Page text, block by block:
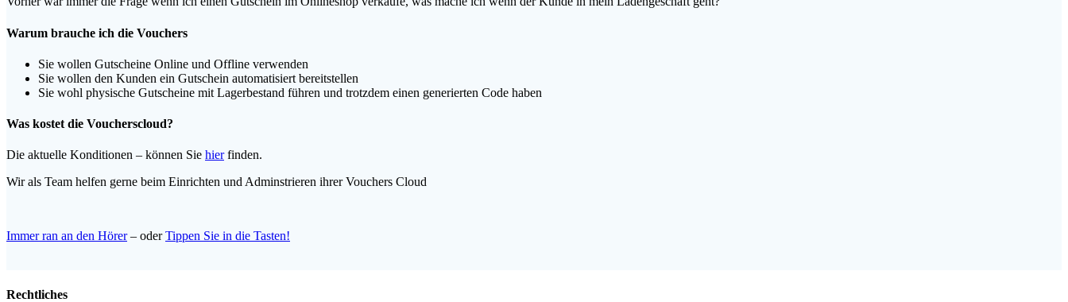
Warum brauche ich die Vouchers
Sie wollen Gutscheine Online und Offline verwenden
Sie wollen den Kunden ein Gutschein automatisiert bereitstellen
Sie wohl physische Gutscheine mit Lagerbestand führen und trotzdem einen generierten Code haben
Was kostet die Voucherscloud?
Die aktuelle Konditionen – können Sie hierfinden.
Wir als Team helfen gerne beim Einrichten und Adminstrieren ihrer Vouchers Cloud
Immer ran an den Hörer– oderTippen Sie in die Tasten!
Rechtliches